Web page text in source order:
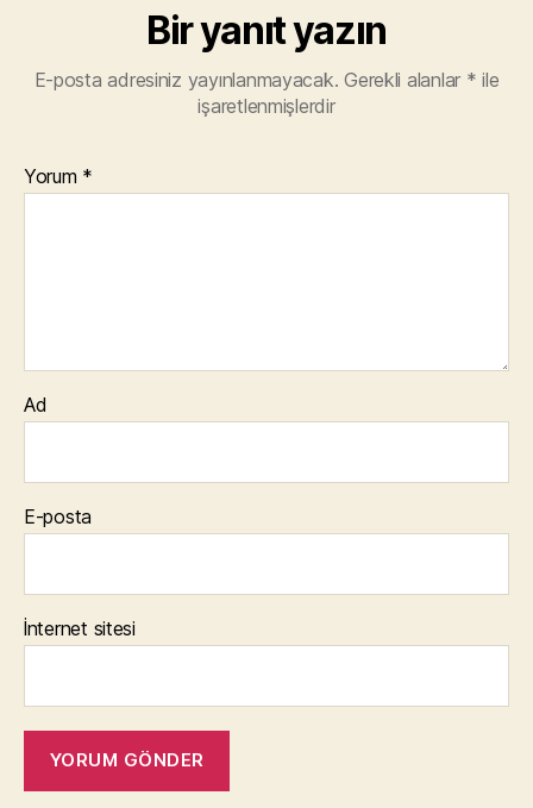
Bir yanıt yazın
E-posta adresiniz yayınlanmayacak. Gerekli alanlar * ile
işaretlenmişlerdir
Yorum *
Ad
E-posta
İnternet sitesi